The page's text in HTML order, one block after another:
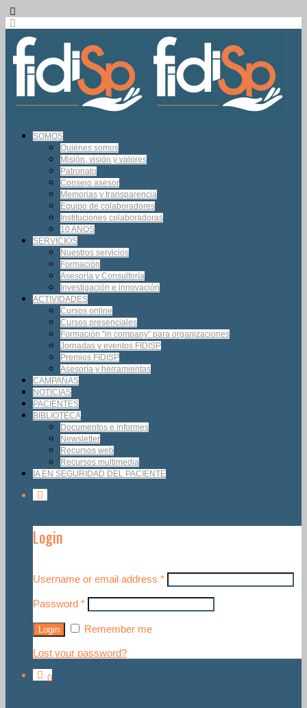
SOMOS
Quiénes somos
Misión, visión y valores
Patronato
Consejo asesor
Memorias y transparencia
Equipo de colaboradores
Instituciones colaboradoras
10 AÑOS
SERVICIOS
Nuestros servicios
Formación
Asesoría y Consultoría
Investigación e innovación
ACTIVIDADES
Cursos online
Cursos presenciales
Formación “in company” para organizaciones
Jornadas y eventos FIDISP
Premios FIDISP
Asesoría y herramientas
CAMPAÑAS
NOTICIAS
PACIENTES
BIBLIOTECA
Documentos e informes
Newsletter
Recursos web
Recursos multimedia
IA EN SEGURIDAD DEL PACIENTE
Login
Username or email address *
Password *
Remember me
Lost your password?
0